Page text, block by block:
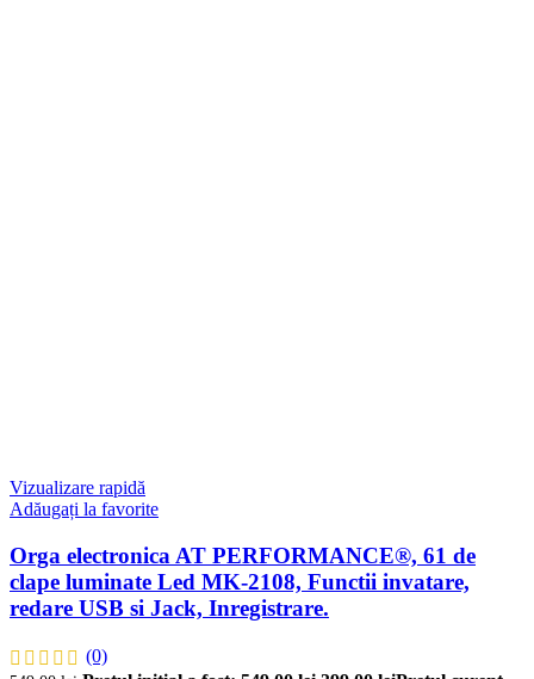
Vizualizare rapidă
Adăugați la favorite
Orga electronica AT PERFORMANCE®, 61 de
clape luminate Led MK-2108, Functii invatare,
redare USB si Jack, Inregistrare.
(0)